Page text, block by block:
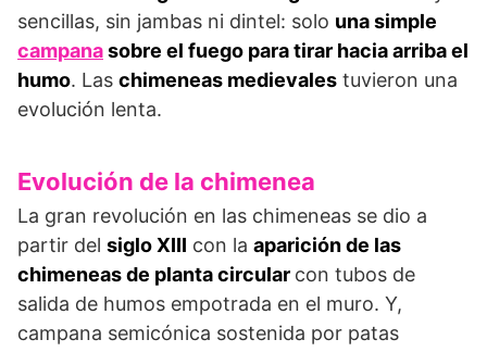
sencillas, sin jambas ni dintel: solo una simple
campanasobre el fuego para tirar hacia arriba el
humo. Las chimeneas medievales tuvieron una
evolución lenta.
Evolución de la chimenea
La gran revolución en las chimeneas se dio a
partir del siglo XIII con la aparición de las
chimeneas de planta circular con tubos de
salida de humos empotrada en el muro. Y,
campana semicónica sostenida por patas